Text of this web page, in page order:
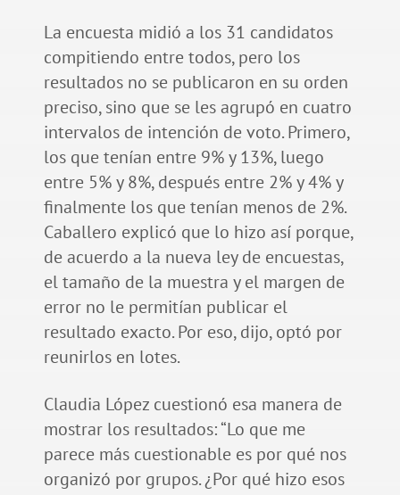
La encuesta midió a los 31 candidatos
compitiendo entre todos, pero los
resultados no se publicaron en su orden
preciso, sino que se les agrupó en cuatro
intervalos de intención de voto. Primero,
los que tenían entre 9% y 13%, luego
entre 5% y 8%, después entre 2% y 4% y
finalmente los que tenían menos de 2%.
Caballero explicó que lo hizo así porque,
de acuerdo a la nueva ley de encuestas,
el tamaño de la muestra y el margen de
error no le permitían publicar el
resultado exacto. Por eso, dijo, optó por
reunirlos en lotes.
Claudia López cuestionó esa manera de
mostrar los resultados: “Lo que me
parece más cuestionable es por qué nos
organizó por grupos. ¿Por qué hizo esos